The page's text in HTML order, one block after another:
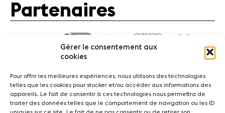
Gérer le consentement aux
cookies
Pour offrir les meilleures expériences, nous utilisons des technologies
telles que les cookies pour stocker et/ou accéder aux informations des
appareils. Le fait de consentir à ces technologies nous permettra de
traiter des données telles que le comportement de navigation ou les ID
Partenaires
ActualitésConcerts Bénévoles Médiation